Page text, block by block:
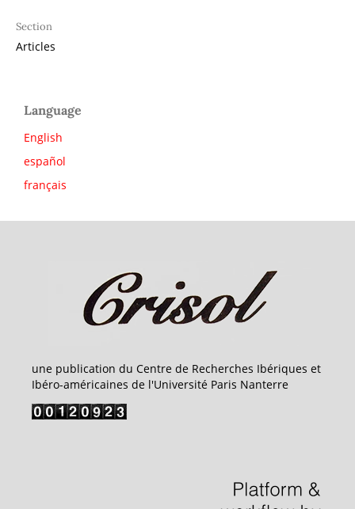
Section
Articles
Language
English
español
français
une publication du Centre de Recherches Ibériques et
Ibéro-américaines de l'Université Paris Nanterre